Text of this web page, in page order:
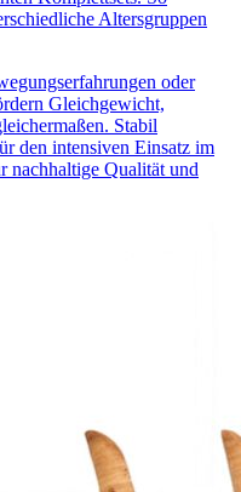
Altersgruppen
oder
Gleichgewicht,
Stabil
den intensiven Einsatz im
nachhaltige Qualität und